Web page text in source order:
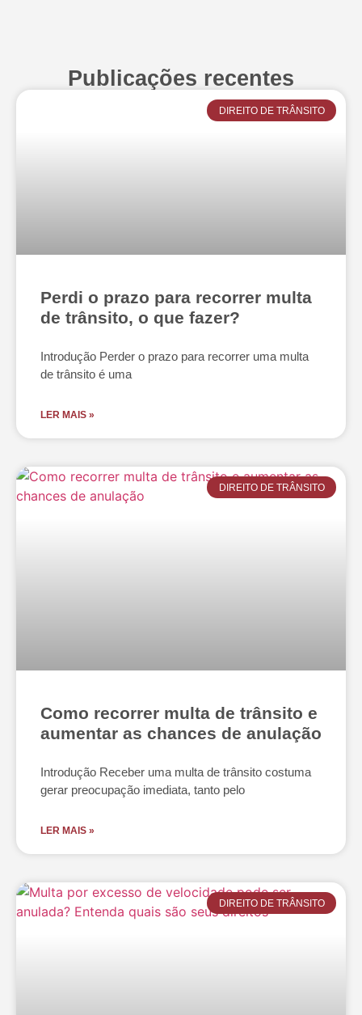
Publicações recentes
DIREITO DE TRÂNSITO
Perdi o prazo para recorrer multa
de trânsito, o que fazer?
Introdução Perder o prazo para recorrer uma multa
de trânsito é uma
LER MAIS »
DIREITO DE TRÂNSITO
Como recorrer multa de trânsito e
aumentar as chances de anulação
Introdução Receber uma multa de trânsito costuma
gerar preocupação imediata, tanto pelo
LER MAIS »
DIREITO DE TRÂNSITO